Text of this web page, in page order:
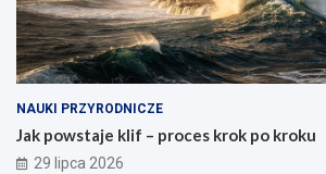
NAUKI PRZYRODNICZE
Jak powstaje klif – proces krok po kroku
29 lipca 2026